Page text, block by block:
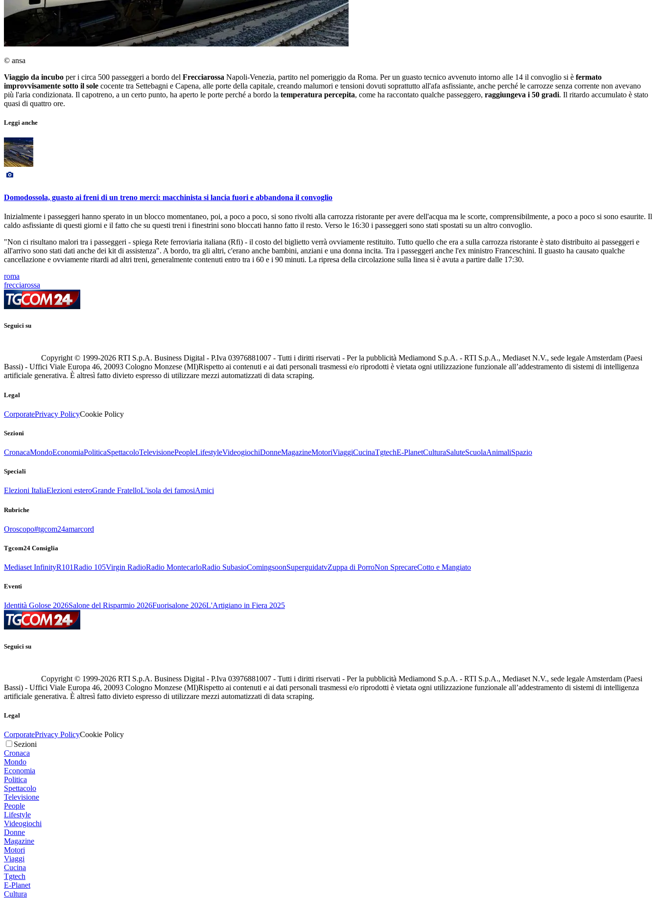
© ansa
Viaggio da incubo per i circa 500 passeggeri a bordo del Frecciarossa Napoli-Venezia, partito nel pomeriggio da Roma. Per un guasto tecnico avvenuto intorno alle 14 il convoglio si è fermato
improvvisamente sotto il sole cocente tra Settebagni e Capena, alle porte della capitale, creando malumori e tensioni dovuti soprattutto all'afa asfissiante, anche perché le carrozze senza corrente non avevano
più l'aria condizionata. Il capotreno, a un certo punto, ha aperto le porte perché a bordo la temperatura percepita, come ha raccontato qualche passeggero, raggiungeva i 50 gradi. Il ritardo accumulato è stato
quasi di quattro ore.
Leggi anche
Domodossola, guasto ai freni di un treno merci: macchinista si lancia fuori e abbandona il convoglio
Inizialmente i passeggeri hanno sperato in un blocco momentaneo, poi, a poco a poco, si sono rivolti alla carrozza ristorante per avere dell'acqua ma le scorte, comprensibilmente, a poco a poco si sono esaurite. Il
caldo asfissiante di questi giorni e il fatto che su questi treni i finestrini sono bloccati hanno fatto il resto. Verso le 16:30 i passeggeri sono stati spostati su un altro convoglio.
"Non ci risultano malori tra i passeggeri - spiega Rete ferroviaria italiana (Rfi) - il costo del biglietto verrà ovviamente restituito. Tutto quello che era a sulla carrozza ristorante è stato distribuito ai passeggeri e
all'arrivo sono stati dati anche dei kit di assistenza". A bordo, tra gli altri, c'erano anche bambini, anziani e una donna incita. Tra i passeggeri anche l'ex ministro Franceschini. Il guasto ha causato qualche
cancellazione e ovviamente ritardi ad altri treni, generalmente contenuti entro tra i 60 e i 90 minuti. La ripresa della circolazione sulla linea si è avuta a partire dalle 17:30.
roma
frecciarossa
Seguici su
Copyright © 1999-2026 RTI S.p.A. Business Digital - P.Iva 03976881007 - Tutti i diritti riservati - Per la pubblicità Mediamond S.p.A. - RTI S.p.A., Mediaset N.V., sede legale Amsterdam (Paesi
Bassi) - Uffici Viale Europa 46, 20093 Cologno Monzese (MI)Rispetto ai contenuti e ai dati personali trasmessi e/o riprodotti è vietata ogni utilizzazione funzionale all’addestramento di sistemi di intelligenza
artificiale generativa. È altresì fatto divieto espresso di utilizzare mezzi automatizzati di data scraping.
Legal
CorporatePrivacy PolicyCookie Policy
Sezioni
CronacaMondoEconomiaPoliticaSpettacoloTelevisionePeopleLifestyleVideogiochiDonneMagazineMotoriViaggiCucinaTgtechE-PlanetCulturaSaluteScuolaAnimaliSpazio
Speciali
Elezioni ItaliaElezioni esteroGrande FratelloL'isola dei famosiAmici
Rubriche
Oroscopo#tgcom24amarcord
Tgcom24 Consiglia
Mediaset InfinityR101Radio 105Virgin RadioRadio MontecarloRadio SubasioComingsoonSuperguidatvZuppa di PorroNon SprecareCotto e Mangiato
Eventi
Identità Golose 2026Salone del Risparmio 2026Fuorisalone 2026L'Artigiano in Fiera 2025
Seguici su
Copyright © 1999-2026 RTI S.p.A. Business Digital - P.Iva 03976881007 - Tutti i diritti riservati - Per la pubblicità Mediamond S.p.A. - RTI S.p.A., Mediaset N.V., sede legale Amsterdam (Paesi
Bassi) - Uffici Viale Europa 46, 20093 Cologno Monzese (MI)Rispetto ai contenuti e ai dati personali trasmessi e/o riprodotti è vietata ogni utilizzazione funzionale all’addestramento di sistemi di intelligenza
artificiale generativa. È altresì fatto divieto espresso di utilizzare mezzi automatizzati di data scraping.
Legal
CorporatePrivacy PolicyCookie Policy
Sezioni
Cronaca
Mondo
Economia
Politica
Spettacolo
Televisione
People
Lifestyle
Videogiochi
Donne
Magazine
Motori
Viaggi
Cucina
Tgtech
E-Planet
Cultura